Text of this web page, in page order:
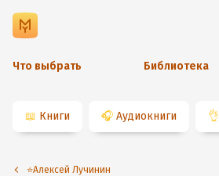
Что выбрать Библиотека
📖 Книги 🎧 Аудиокниги 👌
⭐️Алексей Лучинин